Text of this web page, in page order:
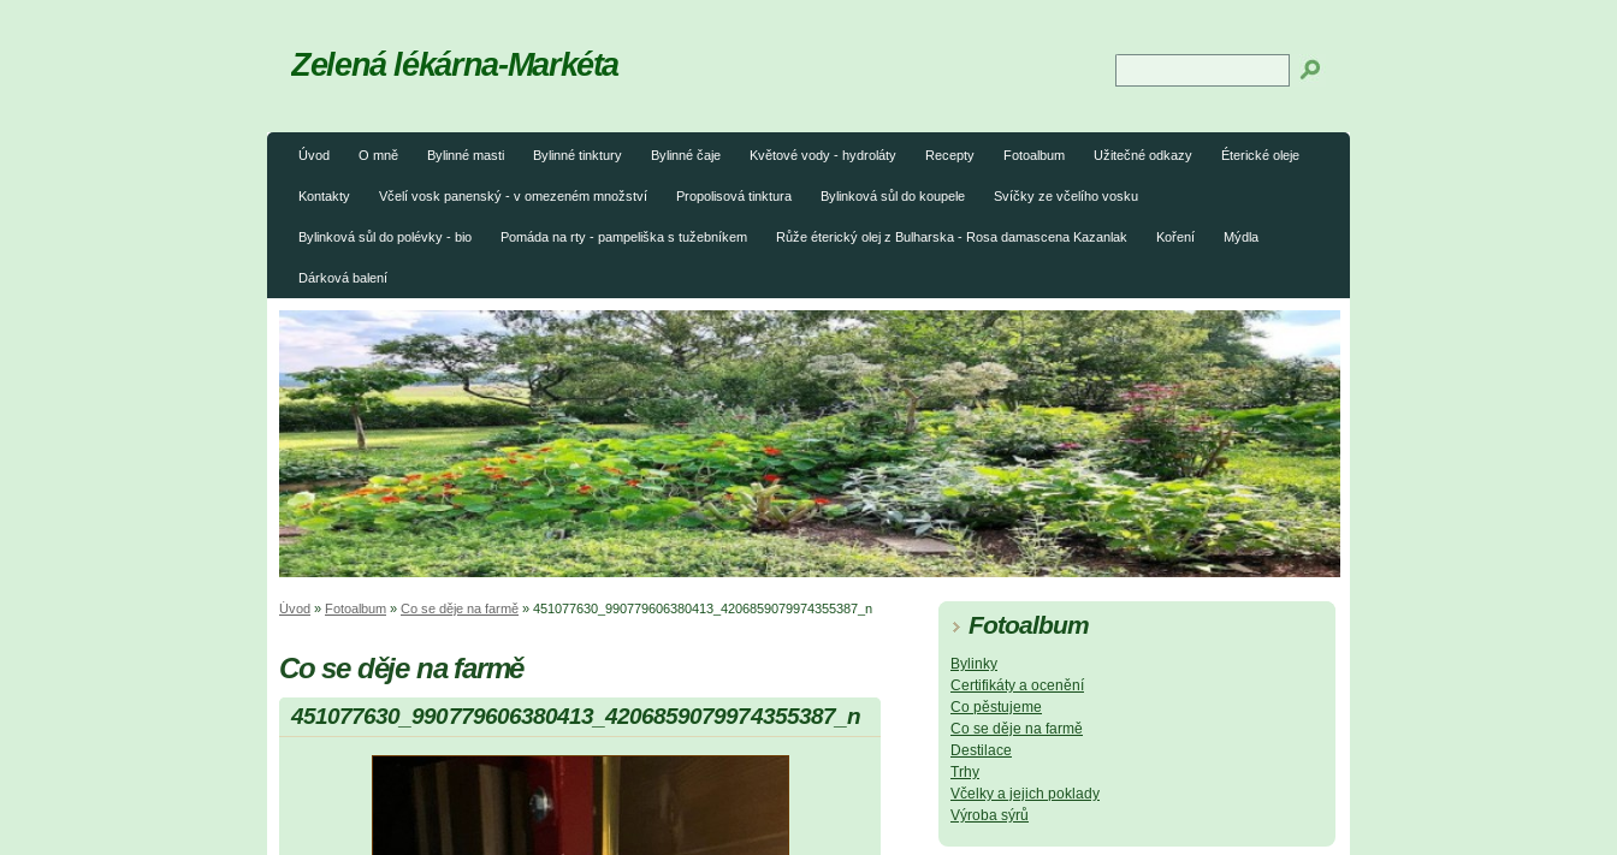
Úvod O mně Bylinné masti Bylinné tinktury Bylinné čaje Květové vody - hydroláty Recepty Fotoalbum Užitečné odkazy Éterické oleje
Kontakty Včelí vosk panenský - v omezeném množství Propolisová tinktura Bylinková sůl do koupele Svíčky ze včelího vosku
Bylinková sůl do polévky - bio Pomáda na rty - pampeliška s tužebníkem Růže éterický olej z Bulharska - Rosa damascena Kazanlak Koření Mýdla
Dárková balení
Zelená lékárna-Markéta
Úvod » Fotoalbum » Co se děje na farmě » 451077630_990779606380413_4206859079974355387_n
Co se děje na farmě
451077630_990779606380413_4206859079974355387_n
Fotoalbum
Bylinky
Certifikáty a ocenění
Co pěstujeme
Co se děje na farmě
Destilace
Trhy
Včelky a jejich poklady
Výroba sýrů